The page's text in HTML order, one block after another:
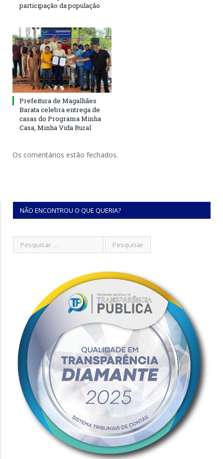
participação da população
Prefeitura de Magalhães
Barata celebra entrega de
casas do Programa Minha
Casa, Minha Vida Rural
Os comentários estão fechados.
NÃO ENCONTROU O QUE QUERIA?